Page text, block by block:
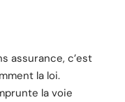
assurance, c’est
la loi.
la voie